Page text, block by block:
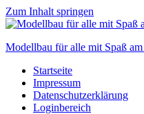
Zum Inhalt springen
Modellbau für alle mit Spaß
Scale
modelling
Startseite
Impressum
Datenschutzerklärung
Loginbereich